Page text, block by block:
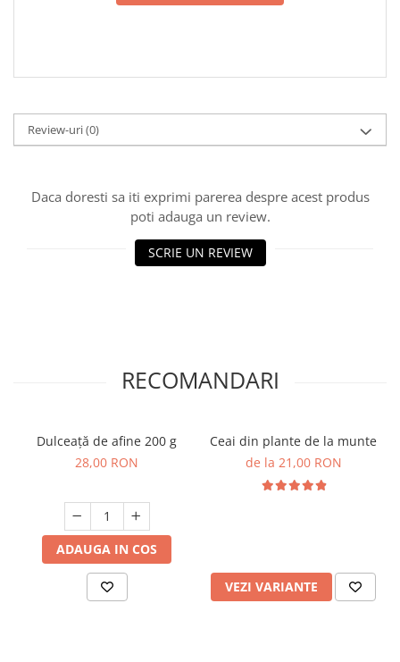
Review-uri(0)
Daca doresti sa iti exprimi parerea despre acest produs
poti adauga un review.
SCRIE UN REVIEW
RECOMANDARI
Dulceață de afine 200 g
28,00 RON
ADAUGA IN COS
Ceai din plante de la munte
de la 21,00 RON
VEZI VARIANTE